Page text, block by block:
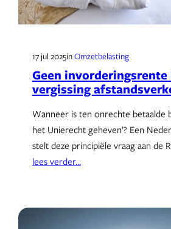
17 jul 2025inOmzetbelasting
Geen invorderingsrente
vergissing
Wanneer is ten onrechte betaalde
het Unierecht geheven’? Een
stelt deze principiële vraag aan de
lees verder…